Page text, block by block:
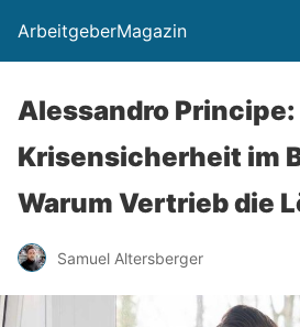
ArbeitgeberMagazin
Alessandro Principe:
Krisensicherheit im
Warum Vertrieb die
Samuel Altersberger